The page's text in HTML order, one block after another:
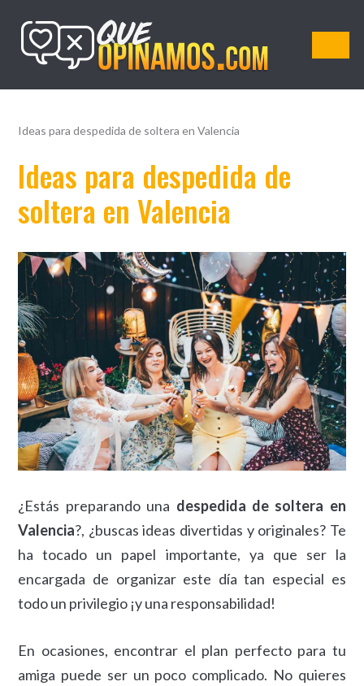
QueOpinamos.com
Ideas para despedida de soltera en Valencia
Ideas para despedida de
soltera en Valencia
¿Estás preparando una despedida de soltera en
Valencia?, ¿buscas ideas divertidas y originales? Te
ha tocado un papel importante, ya que ser la
encargada de organizar este día tan especial es
todo un privilegio ¡y una responsabilidad!
En ocasiones, encontrar el plan perfecto para tu
amiga puede ser un poco complicado. No quieres